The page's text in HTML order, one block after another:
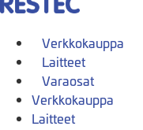
Verkkokauppa
Laitteet
Varaosat
Verkkokauppa
Laitteet